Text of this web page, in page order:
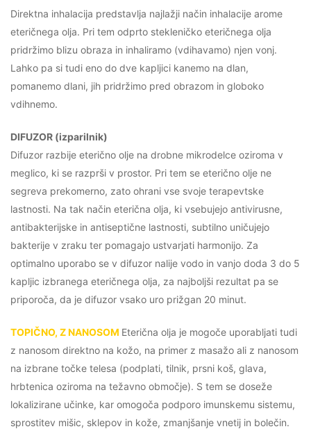
Direktna inhalacija predstavlja najlažji način inhalacije arome
eteričnega olja. Pri tem odprto stekleničko eteričnega olja
pridržimo blizu obraza in inhaliramo (vdihavamo) njen vonj.
Lahko pa si tudi eno do dve kapljici kanemo na dlan,
pomanemo dlani, jih pridržimo pred obrazom in globoko
vdihnemo.
DIFUZOR (izparilnik)
Difuzor razbije eterično olje na drobne mikrodelce oziroma v
meglico, ki se razprši v prostor. Pri tem se eterično olje ne
segreva prekomerno, zato ohrani vse svoje terapevtske
lastnosti. Na tak način eterična olja, ki vsebujejo antivirusne,
antibakterijske in antiseptične lastnosti, subtilno uničujejo
bakterije v zraku ter pomagajo ustvarjati harmonijo. Za
optimalno uporabo se v difuzor nalije vodo in vanjo doda 3 do 5
kapljic izbranega eteričnega olja, za najboljši rezultat pa se
priporoča, da je difuzor vsako uro prižgan 20 minut.
TOPIČNO, Z NANOSOM Eterična olja je mogoče uporabljati tudi
z nanosom direktno na kožo, na primer z masažo ali z nanosom
na izbrane točke telesa (podplati, tilnik, prsni koš, glava,
hrbtenica oziroma na težavno območje). S tem se doseže
lokalizirane učinke, kar omogoča podporo imunskemu sistemu,
sprostitev mišic, sklepov in kože, zmanjšanje vnetij in bolečin.